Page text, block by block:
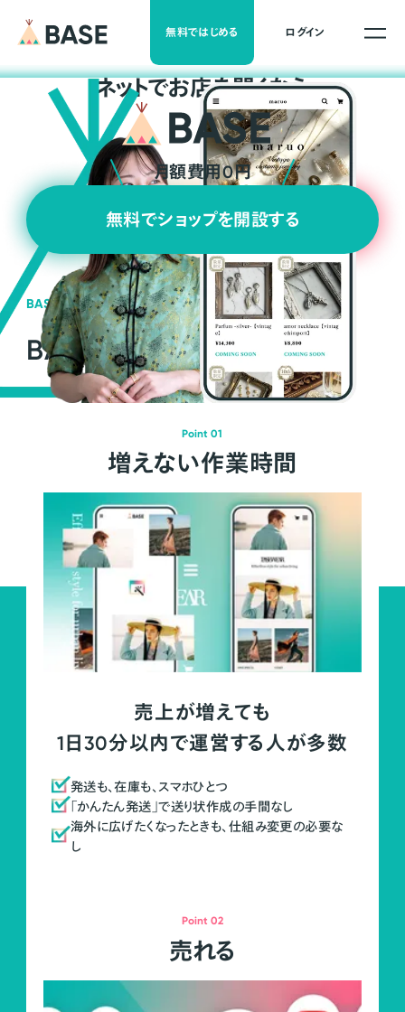
無料ではじめる ログイン
ネットでお店を開くなら
月額費用0円
無料でショップを開設する
BASEの強み
BASEが強い3つの理由
Point 01
増えない作業時間
売上が増えても
1日30分以内で運営する人が多数
発送も、在庫も、スマホひとつ
「かんたん発送」で送り状作成の手間なし
海外に広げたくなったときも、仕組み変更の必要な
し
Point 02
売れる